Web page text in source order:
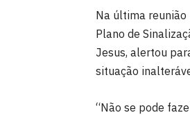
Na última
Plano de
Jesus, alertou
situação
“Não se pode